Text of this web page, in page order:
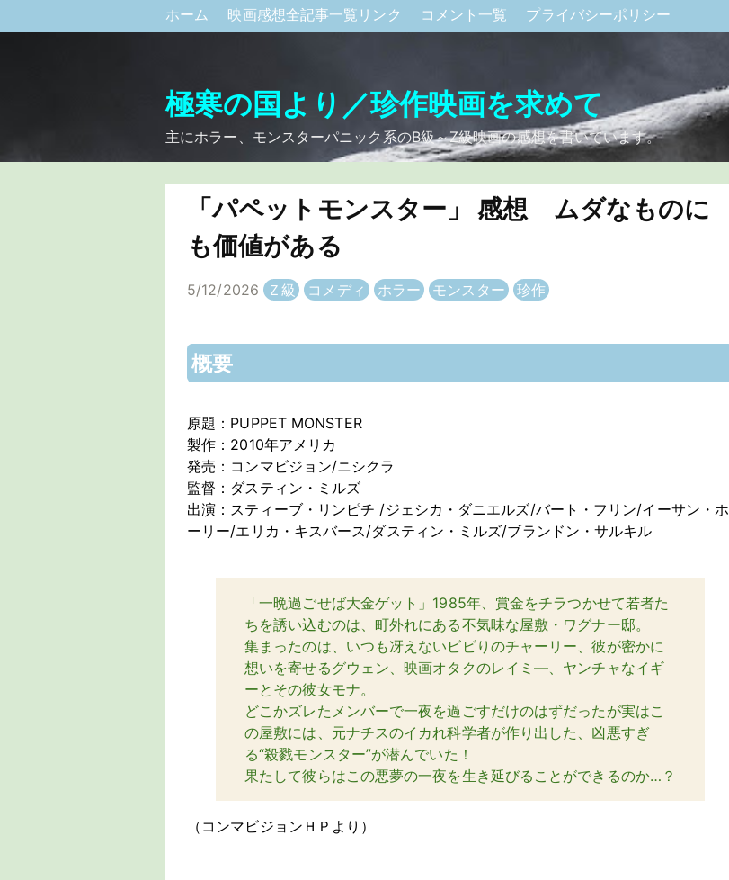
ホーム 映画感想全記事一覧リンク コメント一覧 プライバシーポリシー
極寒の国より／珍作映画を求めて
主にホラー、モンスターパニック系のB級～Z級映画の感想を書いています。
「パペットモンスター」 感想 ムダなものに
も価値がある
5/12/2026 Ｚ級 コメディ ホラー モンスター 珍作
概要
原題：PUPPET MONSTER
製作：2010年アメリカ
発売：コンマビジョン/ニシクラ
監督：ダスティン・ミルズ
出演：スティーブ・リンピチ /ジェシカ・ダニエルズ/バート・フリン/イーサン・ホ
ーリー/エリカ・キスバース/ダスティン・ミルズ/ブランドン・サルキル
「一晩過ごせば大金ゲット」1985年、賞金をチラつかせて若者た
ちを誘い込むのは、町外れにある不気味な屋敷・ワグナー邸。
集まったのは、いつも冴えないビビりのチャーリー、彼が密かに
想いを寄せるグウェン、映画オタクのレイミ―、ヤンチャなイギ
ーとその彼女モナ。
どこかズレたメンバーで一夜を過ごすだけのはずだったが実はこ
の屋敷には、元ナチスのイカれ科学者が作り出した、凶悪すぎ
る“殺戮モンスター”が潜んでいた！
果たして彼らはこの悪夢の一夜を生き延びることができるのか…？
（コンマビジョンＨＰより）